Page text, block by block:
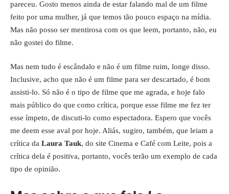
pareceu. Gosto menos ainda de estar falando mal de um filme
feito por uma mulher, já que temos tão pouco espaço na mídia.
Mas não posso ser mentirosa com os que leem, portanto, não, eu
não gostei do filme.
Mas nem tudo é escândalo e não é um filme ruim, longe disso.
Inclusive, acho que não é um filme para ser descartado, é bom
assisti-lo. Só não é o tipo de filme que me agrada, e hoje falo
mais público do que como crítica, porque esse filme me fez ter
esse ímpeto, de discuti-lo como espectadora. Espero que vocês
me deem esse aval por hoje. Aliás, sugiro, também, que leiam a
crítica da Laura Tauk, do site Cinema e Café com Leite, pois a
crítica dela é positiva, portanto, vocês terão um exemplo de cada
tipo de opinião.